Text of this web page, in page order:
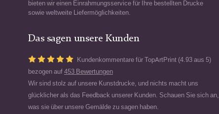
bieten wir einen Einrahmungsservice für Ihre bestellten Drucke
sowie weltweite Liefermöglichkeiten.
Das sagen unsere Kunden
Kundenkommentare für TopArtPrint (4.93 aus 5)
bezogen auf 453 Bewertungen
Wir sind stolz auf unsere Kunstdrucke, und nichts macht uns
glücklicher als das Feedback unserer Kunden. Schauen Sie sich an,
was sie über unsere Gemälde zu sagen haben.